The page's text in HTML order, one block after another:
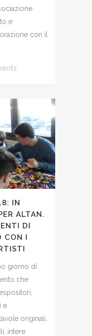
e
con il
IN
ALTAN.
DI
CON I
giorno di
che
e
originali,
intere